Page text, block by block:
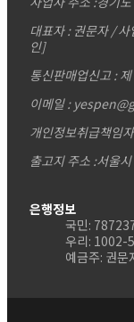
대표자 : 권문자 /
인]
통신판매업신고 :
이메일 :
개인정보취급책임
출고지 주소 :서울
은행정보
국민:
우리: 1002-
예금주: 권문